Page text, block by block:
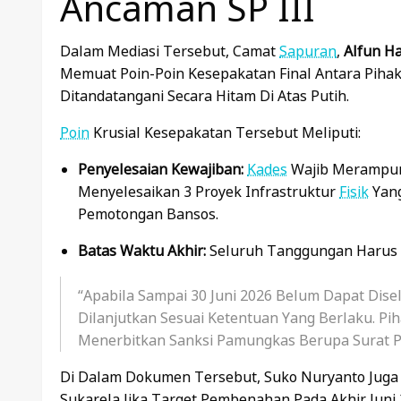
Dalam Mediasi Tersebut, CamatSapuran, Alfun
Memuat Poin-Poin Kesepakatan Final Antara
Ditandatangani Secara Hitam Di Atas Putih.
Poin Krusial Kesepakatan Tersebut Meliputi:
Penyelesaian Kewajiban: Kades Wajib
Menyelesaikan 3 Proyek Infrastruktur Fisik
Pemotongan Bansos.
Batas Waktu Akhir:Seluruh Tanggungan
“Apabila Sampai 30 Juni 2026 Belum Dapat
Dilanjutkan Sesuai Ketentuan Yang Berlaku.
Menerbitkan Sanksi Pamungkas Berupa Surat
Di Dalam Dokumen Tersebut, Suko Nuryanto